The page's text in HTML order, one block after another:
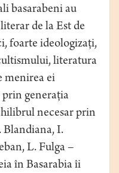
basarabeni au
de la Est de
foarte ideologizaţi,
literatura
menirea ei
generaţia
necesar prin
Blandiana, I.
L. Fulga –
în Basarabia îi